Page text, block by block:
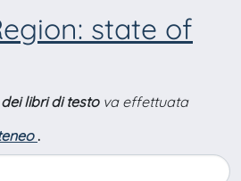
state of
libri di testova effettuata
.